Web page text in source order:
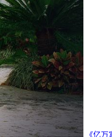
《亿